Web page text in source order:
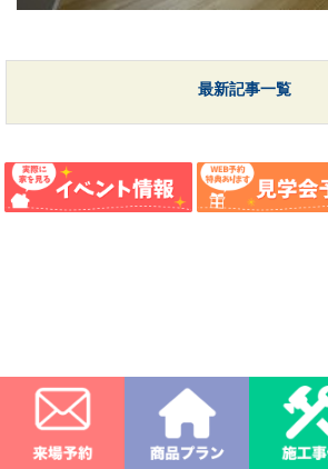
最新記事一覧